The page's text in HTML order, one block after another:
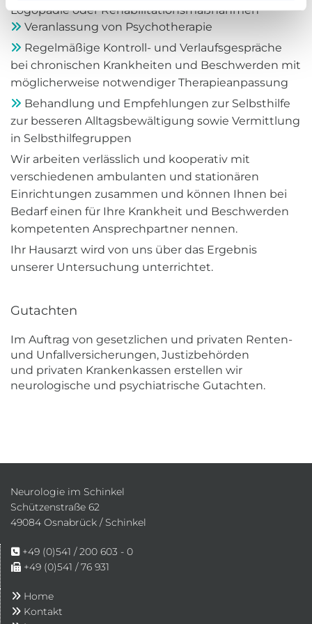
Logopädie oder Rehabilitationsmaßnahmen
 Veranlassung von Psychotherapie
 Regelmäßige Kontroll- und Verlaufsgespräche
bei chronischen Krankheiten und Beschwerden mit
möglicherweise notwendiger Therapieanpassung
 Behandlung und Empfehlungen zur Selbsthilfe
zur besseren Alltagsbewältigung sowie Vermittlung
in Selbsthilfegruppen
Wir arbeiten verlässlich und kooperativ mit
verschiedenen ambulanten und stationären
Einrichtungen zusammen und können Ihnen bei
Bedarf einen für Ihre Krankheit und Beschwerden
kompetenten Ansprechpartner nennen.
Ihr Hausarzt wird von uns über das Ergebnis
unserer Untersuchung unterrichtet.
Gutachten
Im Auftrag von gesetzlichen und privaten Renten-
und Unfallversicherungen, Justizbehörden
und privaten Krankenkassen erstellen wir
neurologische und psychiatrische Gutachten.
Neurologie im Schinkel
Schützenstraße 62
49084 Osnabrück / Schinkel
 +49 (0)541 / 200 603 - 0
 +49 (0)541 / 76 931
 Home
 Kontakt